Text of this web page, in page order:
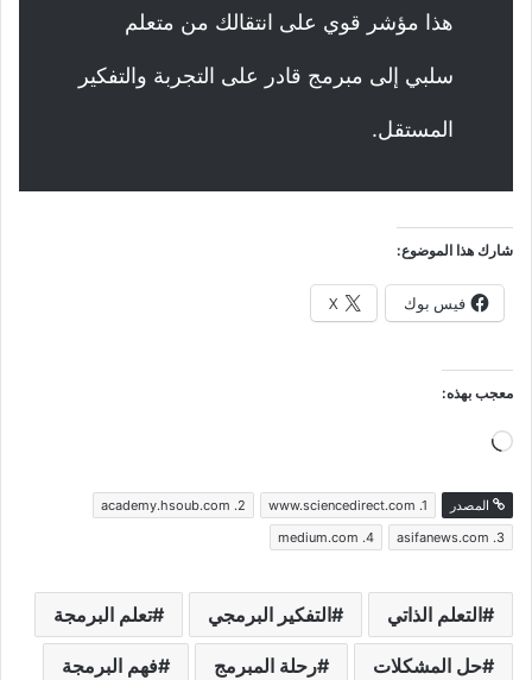
هذا مؤشر قوي على انتقالك من متعلم
سلبي إلى مبرمج قادر على التجربة والتفكير
المستقل.
شارك هذا الموضوع:
فيس بوك X
معجب بهذه:
جاري
التحميل…
المصدر www.sciencedirect.com .1
academy.hsoub.com .2
asifanews.com .3
medium.com .4
التعلم الذاتي التفكير البرمجي تعلم البرمجة
حل المشكلات رحلة المبرمج فهم البرمجة